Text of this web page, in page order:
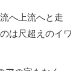
へ上流へと走
は尺超えのイワ